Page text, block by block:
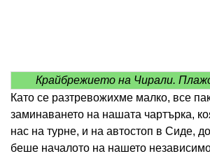
Крайбрежието на Чирали.
Като се разтревожихме малко, все
заминаването на нашата чартърка,
нас на турне, и на автостоп в Сиде,
беше началото на нашето